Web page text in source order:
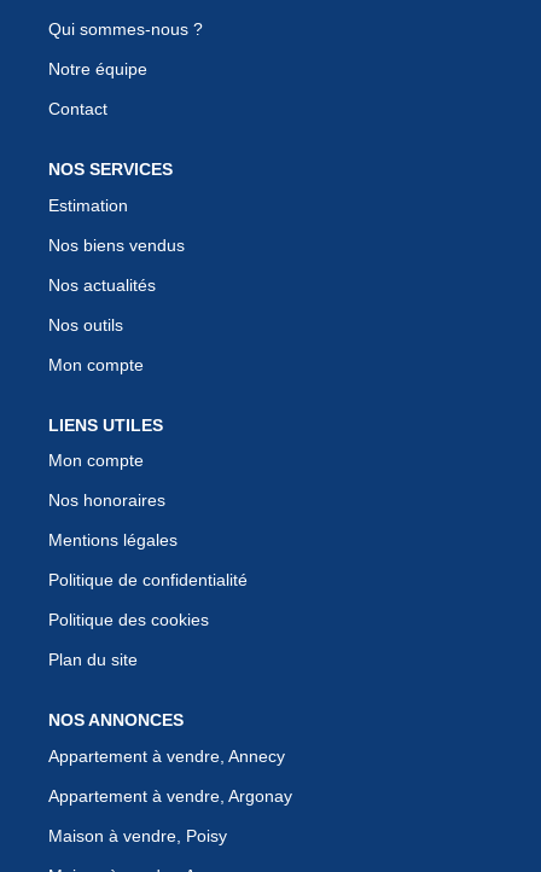
Qui sommes-nous ?
Notre équipe
Contact
NOS SERVICES
Estimation
Nos biens vendus
Nos actualités
Nos outils
Mon compte
LIENS UTILES
Mon compte
Nos honoraires
Mentions légales
Politique de confidentialité
Politique des cookies
Plan du site
NOS ANNONCES
Appartement à vendre, Annecy
Appartement à vendre, Argonay
Maison à vendre, Poisy